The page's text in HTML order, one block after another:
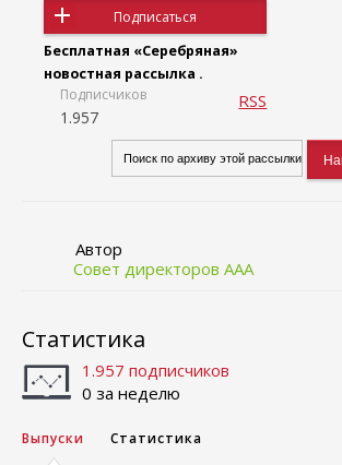
Подписаться
Бесплатная «Серебряная»
новостная рассылка .
Подписчиков
1.957
RSS
Автор
Совет директоров ААА
Статистика
1.957 подписчиков
0 за неделю
Выпуски Статистика